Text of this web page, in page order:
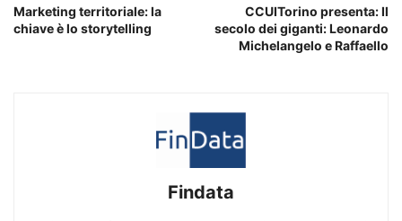
Marketing territoriale: la
chiave è lo storytelling
CCUITorino presenta: Il
secolo dei giganti: Leonardo
Michelangelo e Raffaello
Findata